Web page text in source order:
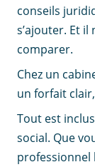
conseils
s’ajouter. Et
comparer.
Chez un
un forfait
Tout est
social. Que
professionnel